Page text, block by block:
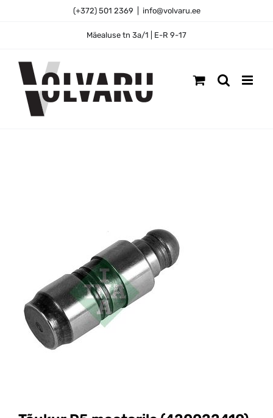
(+372) 501 2369 info@volvaru.ee
Mäealuse tn 3a/1 | E-R 9-17